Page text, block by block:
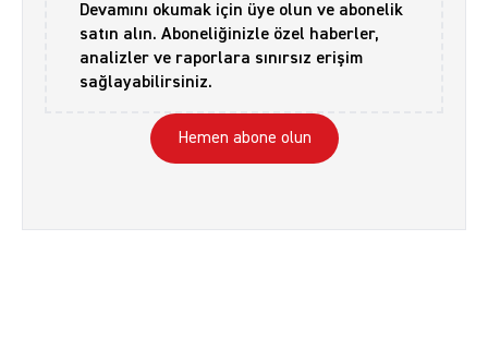
Devamını okumak için üye olun ve abonelik
satın alın. Aboneliğinizle özel haberler,
analizler ve raporlara sınırsız erişim
sağlayabilirsiniz.
Hemen abone olun